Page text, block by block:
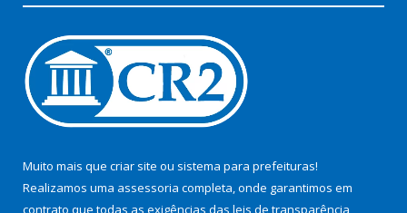
Muito mais que criar site ou sistema para prefeituras!
Realizamos uma assessoria completa, onde garantimos em
contrato que todas as exigências das leis de transparência